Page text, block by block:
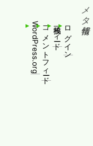
メタ情報
ログイン
投稿フィード
コメントフィード
WordPress.org